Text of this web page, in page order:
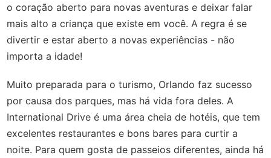
o coração aberto para novas aventuras e deixar falar
mais alto a criança que existe em você. A regra é se
divertir e estar aberto a novas experiências - não
importa a idade!
Muito preparada para o turismo, Orlando faz sucesso
por causa dos parques, mas há vida fora deles. A
International Drive é uma área cheia de hotéis, que tem
excelentes restaurantes e bons bares para curtir a
noite. Para quem gosta de passeios diferentes, ainda há